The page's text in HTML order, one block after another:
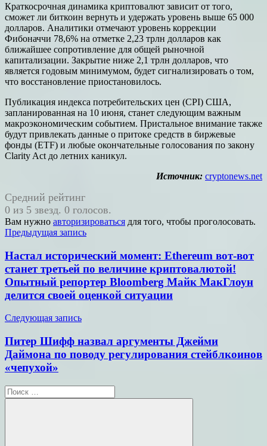
Краткосрочная динамика криптовалют зависит от того,
сможет ли биткоин вернуть и удержать уровень выше 65 000
долларов. Аналитики отмечают уровень коррекции
Фибоначчи 78,6% на отметке 2,23 трлн долларов как
ближайшее сопротивление для общей рыночной
капитализации. Закрытие ниже 2,1 трлн долларов, что
является годовым минимумом, будет сигнализировать о том,
что восстановление приостановилось.
Публикация индекса потребительских цен (CPI) США,
запланированная на 10 июня, станет следующим важным
макроэкономическим событием. Пристальное внимание также
будут привлекать данные о притоке средств в биржевые
фонды (ETF) и любые окончательные голосования по закону
Clarity Act до летних каникул.
Источник: cryptonews.net
Средний рейтинг
0 из 5 звезд. 0 голосов.
Вам нужно авторизироваться для того, чтобы проголосовать.
Навигация
по
записям
Предыдущая запись
Настал исторический момент: Ethereum вот-вот
станет третьей по величине криптовалютой!
Опытный репортер Bloomberg Майк МакГлоун
делится своей оценкой ситуации
Следующая запись
Питер Шифф назвал аргументы Джейми
Даймона по поводу регулирования стейблкоинов
«чепухой»
Поиск
для: